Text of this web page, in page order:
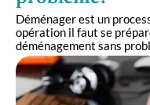
Déménager est un
opération il faut se
déménagement sans